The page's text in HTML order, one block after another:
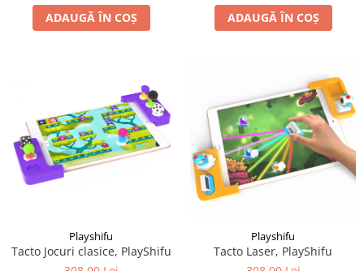
ADAUGĂ ÎN COȘ ADAUGĂ ÎN COȘ
Playshifu
Tacto Jocuri clasice, PlayShifu
Playshifu
Tacto Laser, PlayShifu